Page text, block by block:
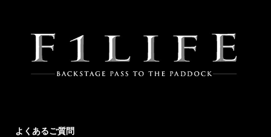
よくあるご質問